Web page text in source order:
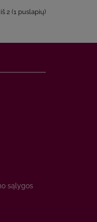
2 (1 puslapių)
sąlygos